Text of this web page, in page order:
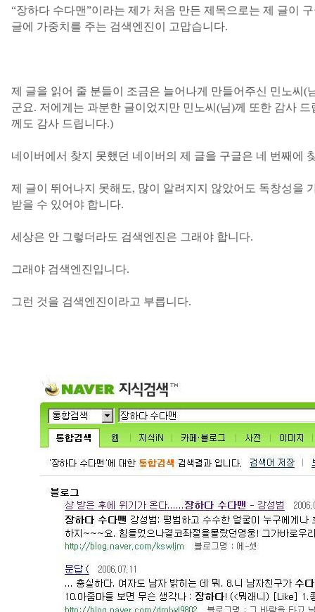
“장하다 수다맨”이라는 제가 처음 만든 제목으로는 제 글이
글에 가중치를 주는 검색엔진이 고맙습니다.
제 글을 읽어 줄 분들이 조금은 늘어나게 만들어주신 민노씨 (
군요. 저에게는 과분한 글이었지만 민노씨 (님)께 또한 감사 드
께도 감사 드립니다.)
네이버에서 찾지 못했던 네이버의 제 글을 구글은 네 번째에
제 글이 뛰어나지 못해도, 많이 알려지지 않았어도 독창성을
받을 수 있어야 합니다.
세상은 안 그렇더라도 검색엔진은 그래야 합니다.
그래야 검색엔진입니다.
그런 것을 검색엔진이라고 부릅니다.